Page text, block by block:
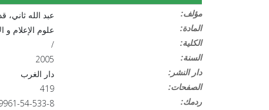
:مؤلف
عبد الله ثاني،
:المادة
علوم الإعلام و
:الكلية
/
:السنة
2005
:دار النشر
دار الغرب
:الصفحات
419
:ردمك
54-533-8